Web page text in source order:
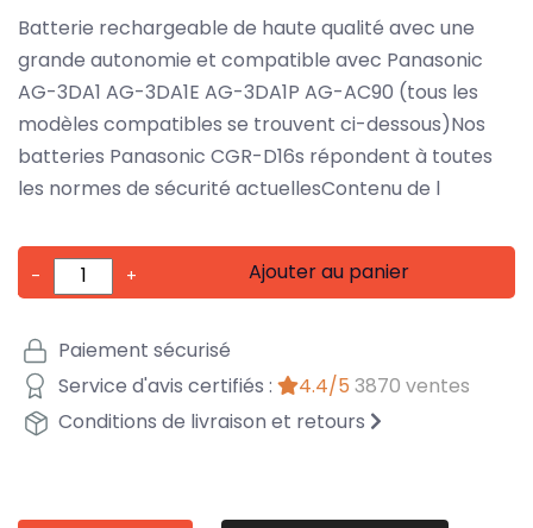
Batterie rechargeable de haute qualité avec une
grande autonomie et compatible avec Panasonic
AG-3DA1 AG-3DA1E AG-3DA1P AG-AC90 (tous les
modèles compatibles se trouvent ci-dessous)Nos
batteries Panasonic CGR-D16s répondent à toutes
les normes de sécurité actuellesContenu de l
- + Ajouter au panier
Paiement sécurisé
Service d'avis certifiés :
4.4/5 3870 ventes
Conditions de livraison et retours